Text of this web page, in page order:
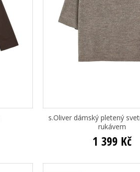
s.Oliver dámský pletený
rukávem
1 399 Kč